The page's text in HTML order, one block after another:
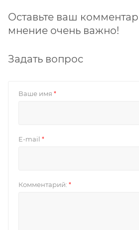
Оставьте ваш
мнение очень важно!
Задать вопрос
Ваше имя *
E-mail *
Комментарий: *